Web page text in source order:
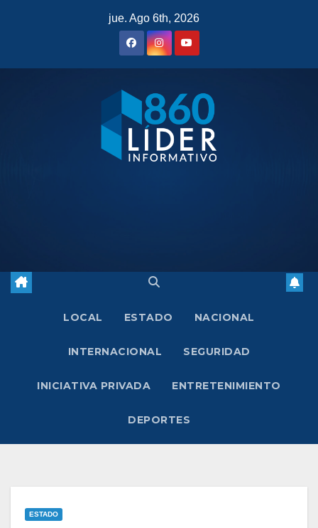
jue. Ago 6th, 2026
LOCAL ESTADO NACIONAL
INTERNACIONAL SEGURIDAD
INICIATIVA PRIVADA ENTRETENIMIENTO
DEPORTES
ESTADO